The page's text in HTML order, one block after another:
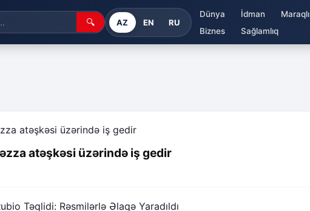
🔍 AZ EN RU
Dünya İdman Maraqlı
Biznes
Sağlamlıq
atəşkəsi üzərində iş gedir